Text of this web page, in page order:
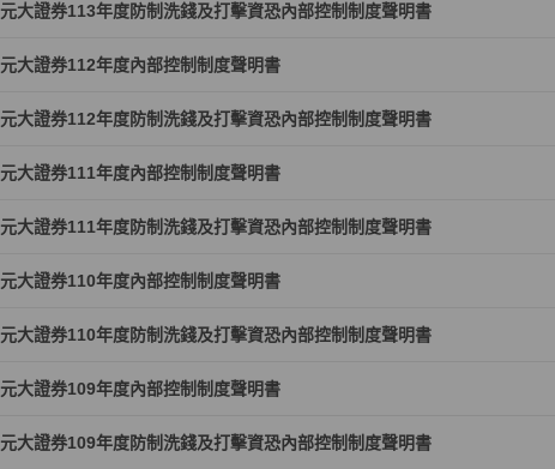
元大證券113年度防制洗錢及打擊資恐內部控制制度聲明書
元大證券112年度內部控制制度聲明書
元大證券112年度防制洗錢及打擊資恐內部控制制度聲明書
元大證券111年度內部控制制度聲明書
元大證券111年度防制洗錢及打擊資恐內部控制制度聲明書
元大證券110年度內部控制制度聲明書
元大證券110年度防制洗錢及打擊資恐內部控制制度聲明書
元大證券109年度內部控制制度聲明書
元大證券109年度防制洗錢及打擊資恐內部控制制度聲明書